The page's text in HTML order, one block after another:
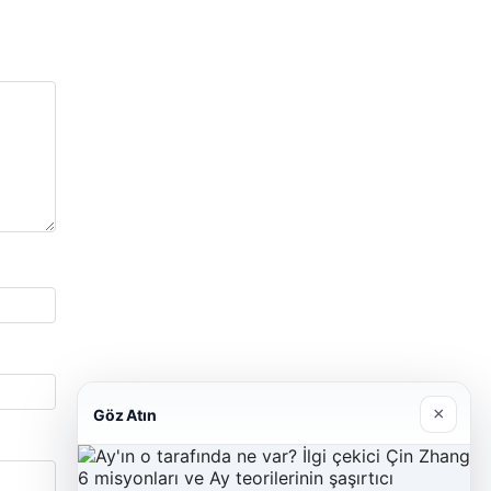
Göz Atın ×